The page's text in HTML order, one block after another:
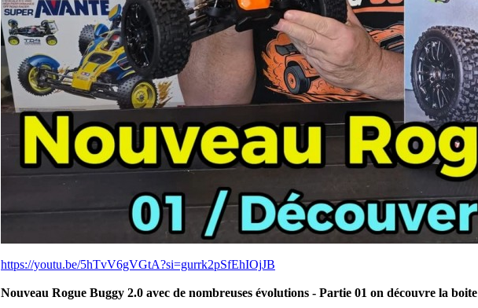
https://youtu.be/5hTvV6gVGtA?si=gurrk2pSfEhIOjJB
Nouveau Rogue Buggy 2.0 avec de nombreuses évolutions - Partie 01 on découvre la boite